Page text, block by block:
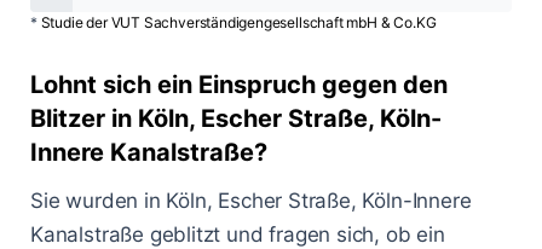
* Studie der VUT Sachverständigengesellschaft mbH & Co.KG
Lohnt sich ein Einspruch gegen den
Blitzer in Köln, Escher Straße, Köln-
Innere Kanalstraße?
Sie wurden in Köln, Escher Straße, Köln-Innere
Kanalstraße geblitzt und fragen sich, ob ein